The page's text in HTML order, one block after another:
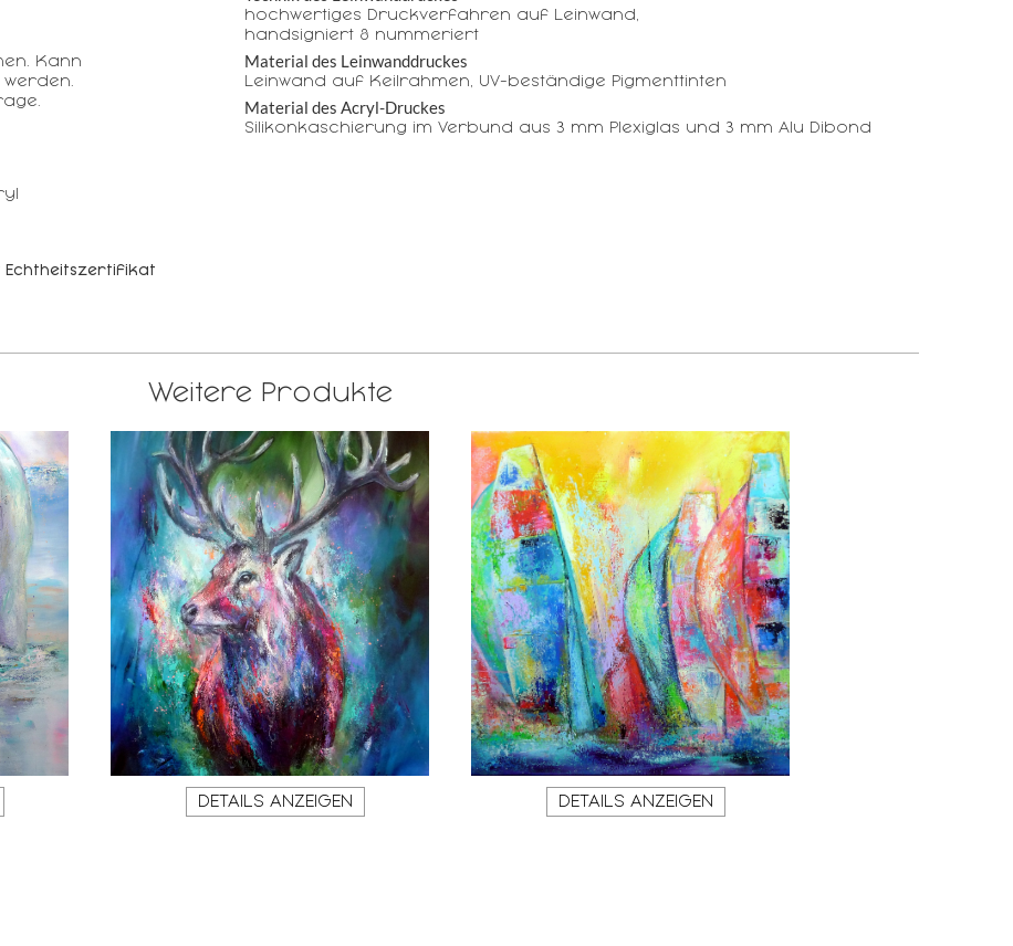
Kann
hochwertiges Druckverfahren auf Leinwand,
handsigniert & nummeriert
Material des Leinwanddruckes
Leinwand auf Keilrahmen, UV-beständige Pigmenttinten
Material des Acryl-Druckes
Silikonkaschierung im Verbund aus 3 mm Plexiglas und 3 mm Alu Dibond
Echtheitszertifikat
Weitere Produkte
DETAILS ANZEIGEN DETAILS ANZEIGEN